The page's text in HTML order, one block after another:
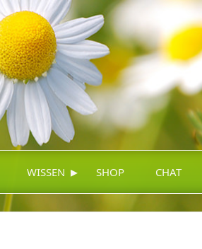
WISSEN ▸ SHOP CHAT